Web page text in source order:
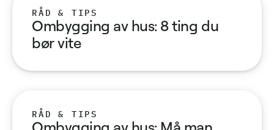
RÅD & TIPS
Ombygging av hus: 8 ting du
bør vite
RÅD & TIPS